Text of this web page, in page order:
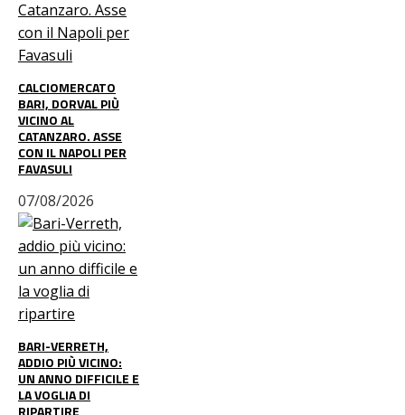
CALCIOMERCATO
BARI, DORVAL PIÙ
VICINO AL
CATANZARO. ASSE
CON IL NAPOLI PER
FAVASULI
07/08/2026
BARI-VERRETH,
ADDIO PIÙ VICINO:
UN ANNO DIFFICILE E
LA VOGLIA DI
RIPARTIRE